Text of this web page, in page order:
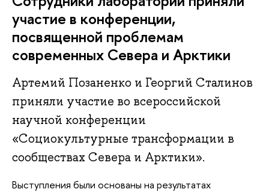
участие в конференции,
посвященной проблемам
современных Севера и Арктики
Артемий Позаненко и Георгий Сталинов
приняли участие во всероссийской
научной конференции
«Социокультурные трансформации в
сообществах Севера и Арктики».
Выступления были основаны на результатах